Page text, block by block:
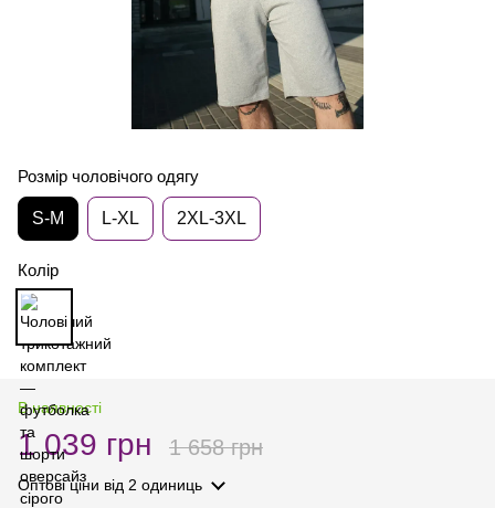
Розмір чоловічого одягу
S-M L-XL 2XL-3XL
Колір
В наявності
1 039 грн 1 658 грн
Оптові ціни від 2 одиниць